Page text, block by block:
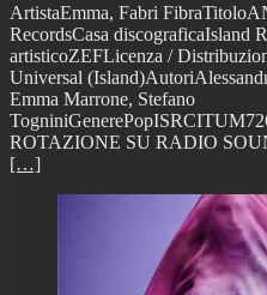
ArtistaEmma, Fabri
RecordsCasa discograficaIsland
artisticoZEFLicenza /
Universal
Emma Marrone, Stefano
ROTAZIONE SU RADIO
[…]